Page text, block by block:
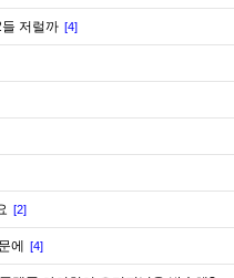
저럴까 [4]
[2]
에 [4]